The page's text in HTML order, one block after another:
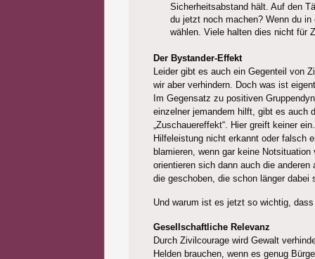
Sicherheitsabstand hält. Auf den
du jetzt noch machen? Wenn du
wählen. Viele halten dies nicht für
Der Bystander-Effekt
Leider gibt es auch ein Gegenteil von
wir aber verhindern. Doch was ist
Im Gegensatz zu positiven
einzelner jemandem hilft, gibt es auch
„Zuschauereffekt“. Hier greift keiner
Hilfeleistung nicht erkannt oder falsch
blamieren, wenn gar keine
orientieren sich dann auch die
die geschoben, die schon länger dabei
Und warum ist es jetzt so wichtig,
Gesellschaftliche Relevanz
Durch Zivilcourage wird Gewalt
Helden brauchen, wenn es genug